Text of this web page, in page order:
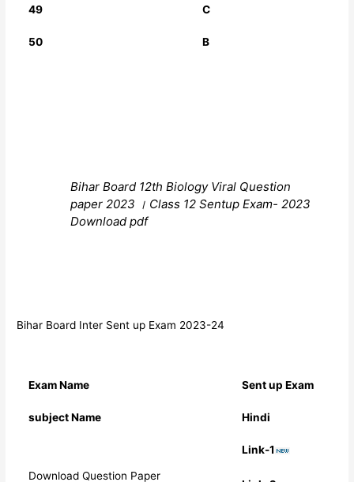
49 C
50 B
Bihar Board 12th Biology Viral Question
paper 2023 । Class 12 Sentup Exam- 2023
Download pdf
Bihar Board Inter Sent up Exam 2023-24
Exam Name Sent up Exam
subject Name Hindi
Download Question Paper
Link-1